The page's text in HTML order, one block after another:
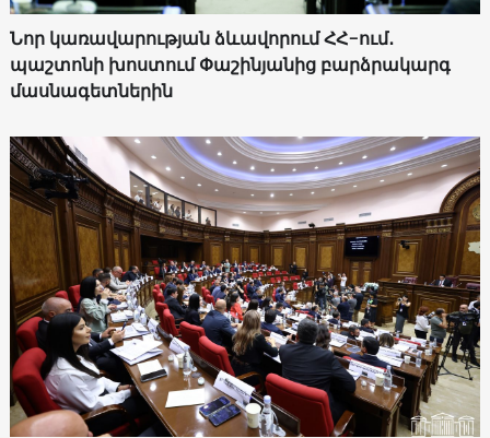
Նոր կառավարության ձևավորում ՀՀ-ում․
պաշտոնի խոստում Փաշինյանից բարձրակարգ
մասնագետներին